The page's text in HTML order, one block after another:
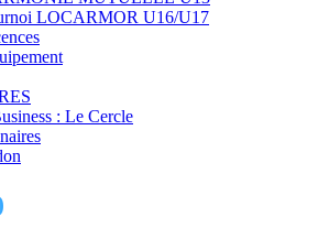
LOCARMOR U16/U17
: Le Cercle